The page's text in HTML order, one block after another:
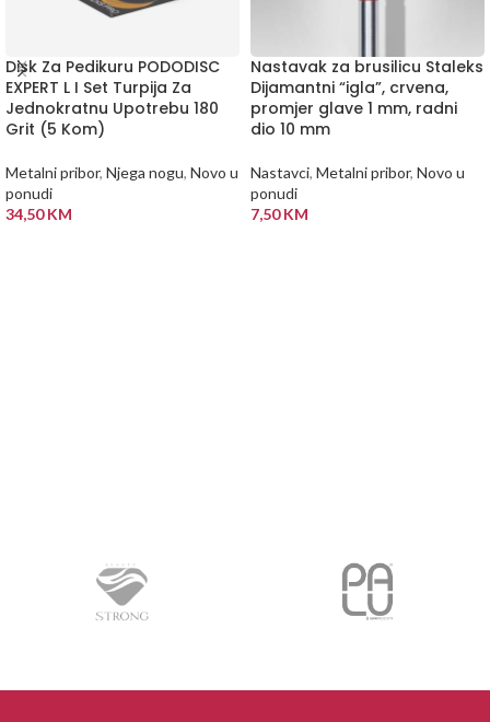
Disk Za Pedikuru PODODISC
EXPERT L I Set Turpija Za
Jednokratnu Upotrebu 180
Grit (5 Kom)
Metalni pribor, Njega nogu, Novo u
ponudi
34,50KM
Nastavak za brusilicu Staleks
Dijamantni “igla”, crvena,
promjer glave 1 mm, radni
dio 10 mm
Nastavci, Metalni pribor, Novo u
ponudi
7,50KM